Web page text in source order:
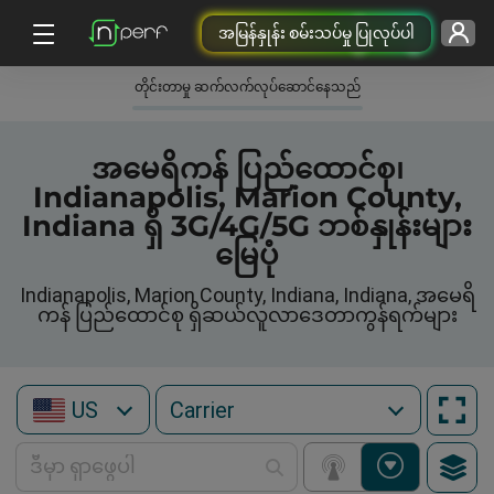
အမြန်နှုန်း စမ်းသပ်မှု ပြုလုပ်ပါ
တိုင်းတာမှု ဆက်လက်လုပ်ဆောင်နေသည်
အမေရိကန် ပြည်ထောင်စု၊
Indianapolis, Marion County,
Indiana ရှိ 3G/4G/5G ဘစ်နှုန်းများ
မြေပုံ
Indianapolis, Marion County, Indiana, Indiana, အမေရိ
ကန် ပြည်ထောင်စု ရှိဆယ်လူလာဒေတာကွန်ရက်များ
US